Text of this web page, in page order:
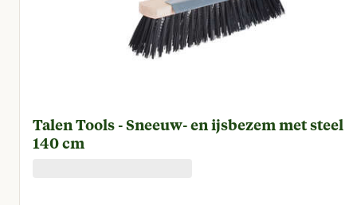
Talen Tools - Sneeuw- en ijsbezem met steel
140 cm